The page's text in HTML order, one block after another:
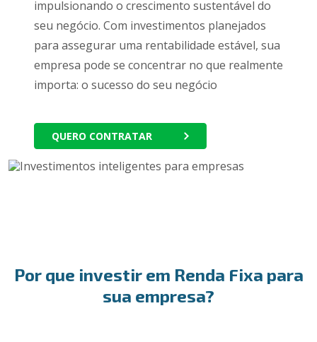
impulsionando o crescimento sustentável do
seu negócio. Com investimentos planejados
para assegurar uma rentabilidade estável, sua
empresa pode se concentrar no que realmente
importa: o sucesso do seu negócio
QUERO CONTRATAR
Por que investir em Renda Fixa para
sua empresa?